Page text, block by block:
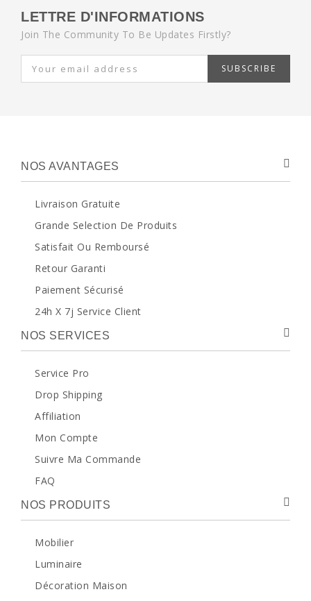
LETTRE D'INFORMATIONS
Join The Community To Be Updates Firstly?
SUBSCRIBE
NOS AVANTAGES
Livraison Gratuite
Grande Selection De Produits
Satisfait Ou Remboursé
Retour Garanti
Paiement Sécurisé
24h X 7j Service Client
NOS SERVICES
Service Pro
Drop Shipping
Affiliation
Mon Compte
Suivre Ma Commande
FAQ
NOS PRODUITS
Mobilier
Luminaire
Décoration Maison